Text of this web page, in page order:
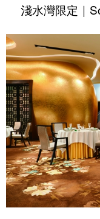
淺水灣限定｜